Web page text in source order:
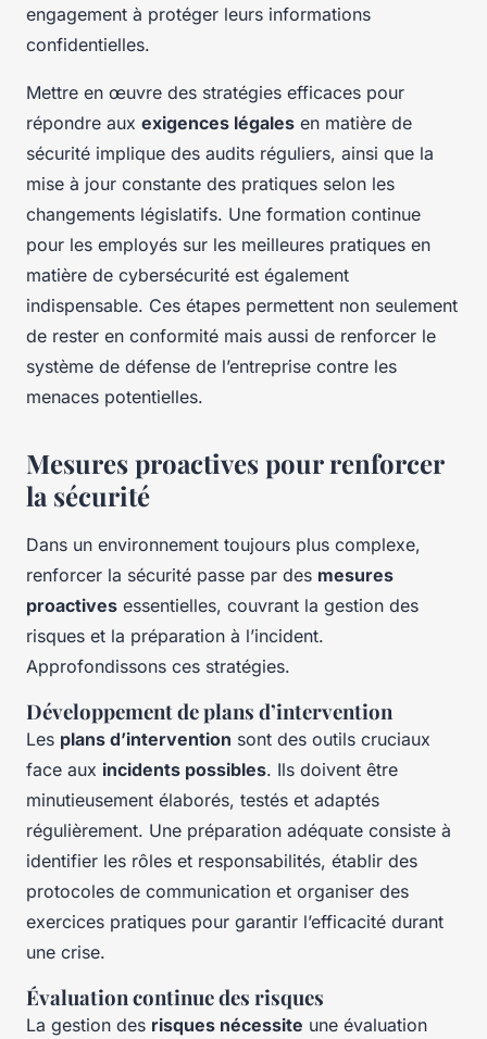
engagement à protéger leurs informations
confidentielles.
Mettre en œuvre des stratégies efficaces pour
répondre aux exigences légales en matière de
sécurité implique des audits réguliers, ainsi que la
mise à jour constante des pratiques selon les
changements législatifs. Une formation continue
pour les employés sur les meilleures pratiques en
matière de cybersécurité est également
indispensable. Ces étapes permettent non seulement
de rester en conformité mais aussi de renforcer le
système de défense de l’entreprise contre les
menaces potentielles.
Mesures proactives pour renforcer
la sécurité
Dans un environnement toujours plus complexe,
renforcer la sécurité passe par des mesures
proactives essentielles, couvrant la gestion des
risques et la préparation à l’incident.
Approfondissons ces stratégies.
Développement de plans d’intervention
Les plans d’intervention sont des outils cruciaux
face aux incidents possibles. Ils doivent être
minutieusement élaborés, testés et adaptés
régulièrement. Une préparation adéquate consiste à
identifier les rôles et responsabilités, établir des
protocoles de communication et organiser des
exercices pratiques pour garantir l’efficacité durant
une crise.
Évaluation continue des risques
La gestion des risques nécessite une évaluation